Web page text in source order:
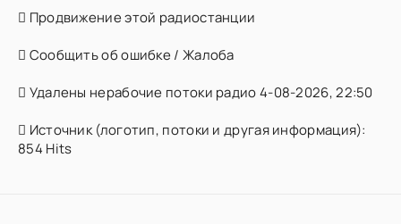
Продвижение этой радиостанции
Сообщить об ошибке / Жалоба
Удалены нерабочие потоки радио 4-08-2026, 22:50
Источник (логотип, потоки и другая информация):
854 Hits